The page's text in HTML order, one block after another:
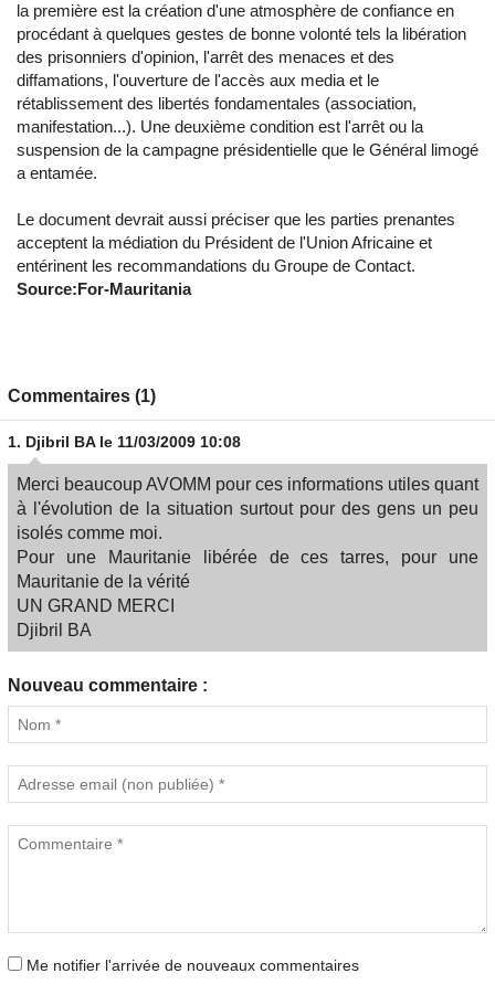
la première est la création d'une atmosphère de confiance en
procédant à quelques gestes de bonne volonté tels la libération
des prisonniers d'opinion, l'arrêt des menaces et des
diffamations, l'ouverture de l'accès aux media et le
rétablissement des libertés fondamentales (association,
manifestation...). Une deuxième condition est l'arrêt ou la
suspension de la campagne présidentielle que le Général limogé
a entamée.
Le document devrait aussi préciser que les parties prenantes
acceptent la médiation du Président de l'Union Africaine et
entérinent les recommandations du Groupe de Contact.
Source:For-Mauritania
Commentaires (1)
1. Djibril BA le 11/03/2009 10:08
Merci beaucoup AVOMM pour ces informations utiles quant
à l'évolution de la situation surtout pour des gens un peu
isolés comme moi.
Pour une Mauritanie libérée de ces tarres, pour une
Mauritanie de la vérité
UN GRAND MERCI
Djibril BA
Nouveau commentaire :
Me notifier l'arrivée de nouveaux commentaires